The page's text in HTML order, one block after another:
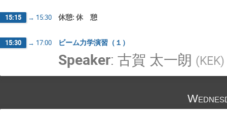
15:15 → 15:30 休憩: 休 憩
15:30 → 17:00 ビーム力学演習（１）
Speaker: 古賀 太一朗 (KEK)